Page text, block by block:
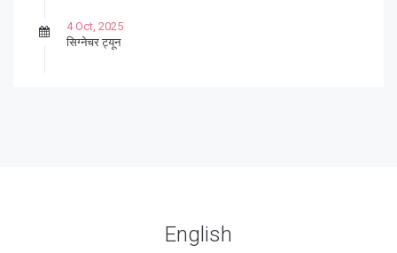
4 Oct, 2025
सिग्नेचर ट्यून
English